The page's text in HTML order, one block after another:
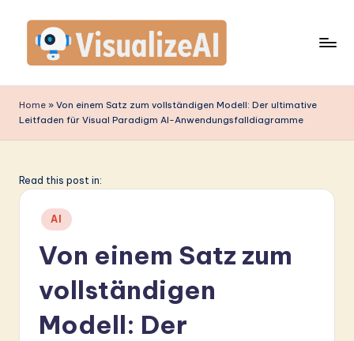
content
is
u
li
G
Home » Von einem Satz zum vollständigen Modell: Der ultimative
Leitfaden für Visual Paradigm AI-Anwendungsfalldiagramme
Read this post in:
Posted
in
AI
Von einem Satz zum
vollständigen
Modell: Der